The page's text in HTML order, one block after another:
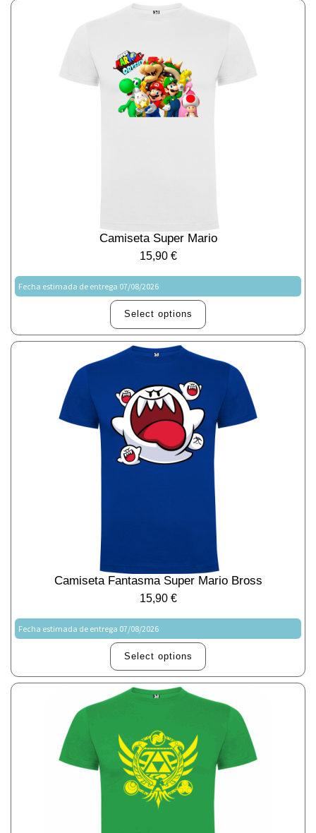
Camiseta Super Mario
15,90 €
Fecha estimada de entrega 07/08/2026
Select options
Camiseta Fantasma Super Mario Bross
15,90 €
Fecha estimada de entrega 07/08/2026
Select options